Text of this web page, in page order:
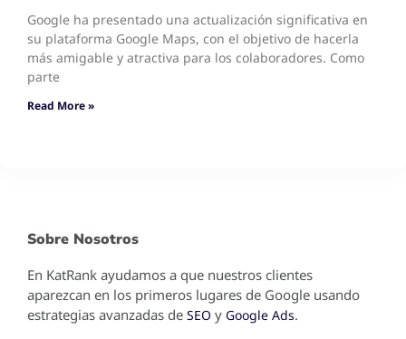
Google ha presentado una actualización significativa en
su plataforma Google Maps, con el objetivo de hacerla
más amigable y atractiva para los colaboradores. Como
parte
Read More »
Sobre Nosotros
En KatRank ayudamos a que nuestros clientes
aparezcan en los primeros lugares de Google usando
estrategias avanzadas de SEO y Google Ads.